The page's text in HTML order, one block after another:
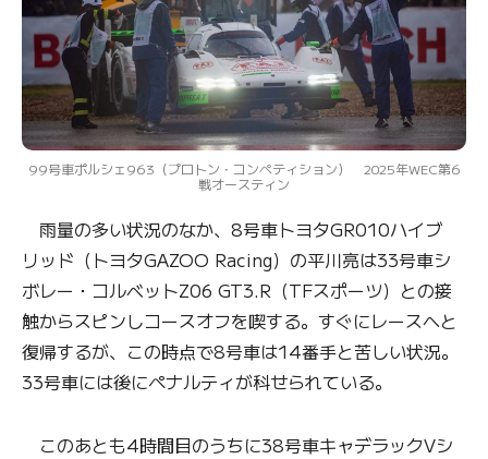
99号車ポルシェ963（プロトン・コンペティション） 2025年WEC第6
戦オースティン
雨量の多い状況のなか、8号車トヨタGR010ハイブ
リッド（トヨタGAZOO Racing）の平川亮は33号車シ
ボレー・コルベットZ06 GT3.R（TFスポーツ）との接
触からスピンしコースオフを喫する。すぐにレースへと
復帰するが、この時点で8号車は14番手と苦しい状況。
33号車には後にペナルティが科せられている。
このあとも4時間目のうちに38号車キャデラックVシ